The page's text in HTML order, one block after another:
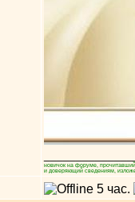
новичок на форуме, прочитавший
и доверяющий сведениям,